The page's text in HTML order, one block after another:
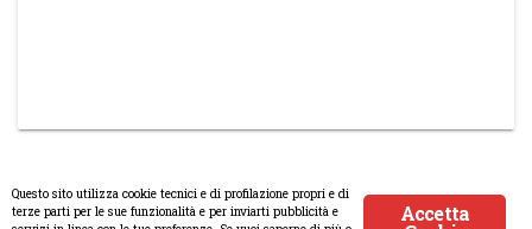
Accetta
Questo sito utilizza cookie tecnici e di profilazione propri e di
terze parti per le sue funzionalità e per inviarti pubblicità e